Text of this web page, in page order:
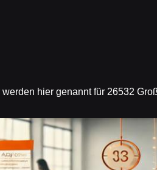
hier genannt für 26532